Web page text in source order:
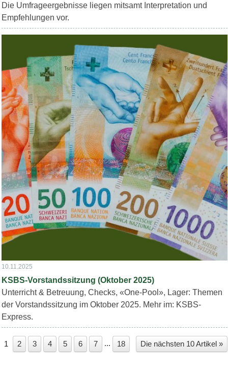
Die Umfrageergebnisse liegen mitsamt Interpretation und
Empfehlungen vor.
10.11.2025
KSBS-Vorstandssitzung (Oktober 2025)
Unterricht & Betreuung, Checks, «One-Pool», Lager: Themen
der Vorstandssitzung im Oktober 2025. Mehr im: KSBS-
Express.
Die nächsten 10 Artikel »
1 2 3 4 5 6 7 ... 18